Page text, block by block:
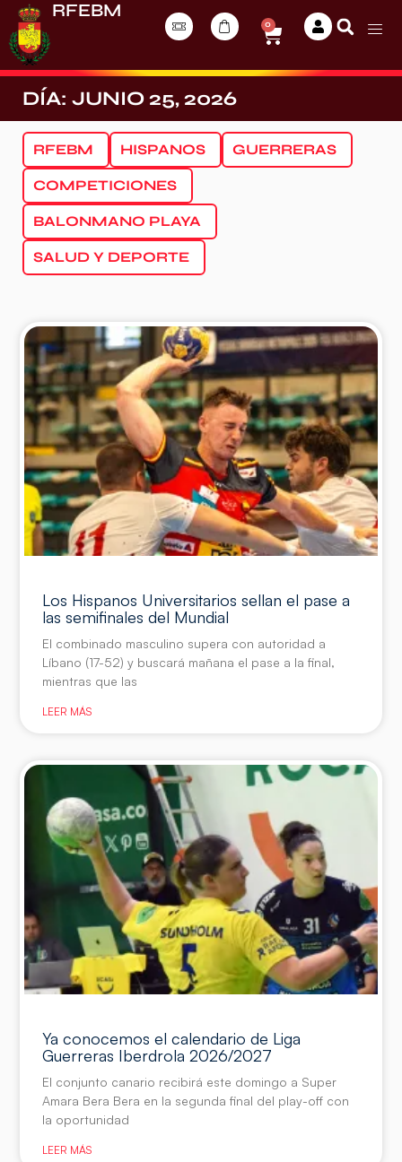
RFEBM
0
DÍA: JUNIO 25, 2026
RFEBM HISPANOS GUERRERAS
COMPETICIONES
BALONMANO PLAYA
SALUD Y DEPORTE
Los Hispanos Universitarios sellan el pase a
las semifinales del Mundial
El combinado masculino supera con autoridad a
Líbano (17-52) y buscará mañana el pase a la final,
mientras que las
LEER MÁS
Ya conocemos el calendario de Liga
Guerreras Iberdrola 2026/2027
El conjunto canario recibirá este domingo a Super
Amara Bera Bera en la segunda final del play-off con
la oportunidad
LEER MÁS